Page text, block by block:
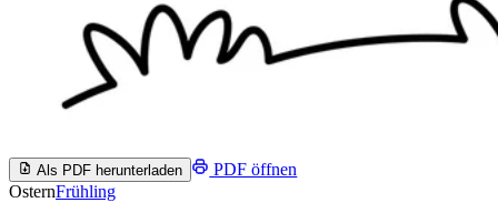
Als PDF herunterladen
PDF öffnen
OsternFrühling